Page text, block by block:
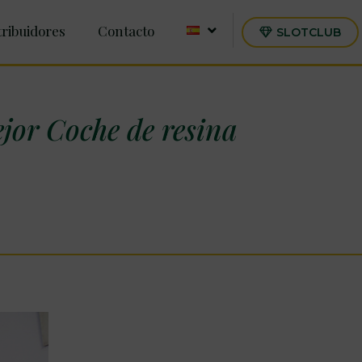
Contacto SLOTCLUB
Coche de resina